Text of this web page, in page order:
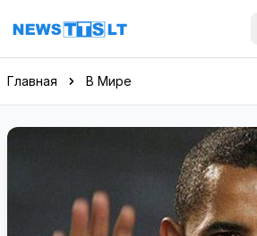
Перейти к содержимому
Главная В Мире